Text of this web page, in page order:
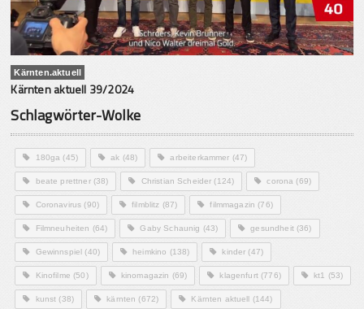
Kärnten.aktuell
Kärnten aktuell 39/2024
Schlagwörter-Wolke
180ga (45) ak (48) arbeiterkammer (47)
beate prettner(38) Christian Scheider (124) corona (69)
Coronavirus (90) filmblitz (87) filmmagazin (76)
Filmneuheiten (64) Gaby Schaunig (43) gesundheit(36)
Gewinnspiel (40) heimkino (138) kinder (47)
Kinofilme (50) kinomagazin (69) klagenfurt(776) kt1 (53)
kunst (38) kärnten (672) Kärnten aktuell (144)